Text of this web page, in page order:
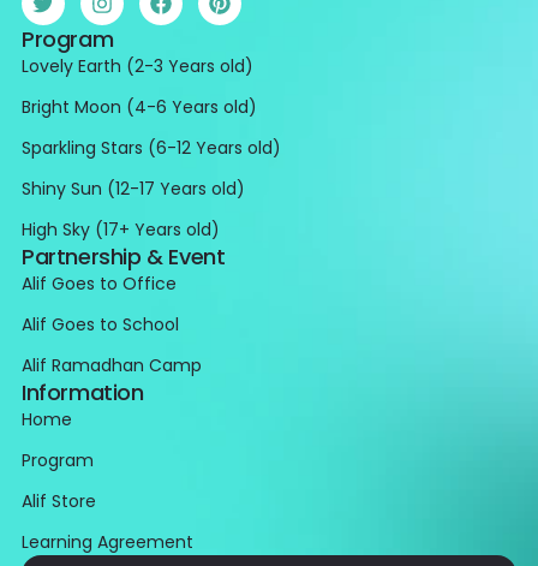
Program
Lovely Earth (2-3 Years old)
Bright Moon (4-6 Years old)
Sparkling Stars (6-12 Years old)
Shiny Sun (12-17 Years old)
High Sky (17+ Years old)
Partnership & Event
Alif Goes to Office
Alif Goes to School
Alif Ramadhan Camp
Information
Home
Program
Alif Store
Learning Agreement